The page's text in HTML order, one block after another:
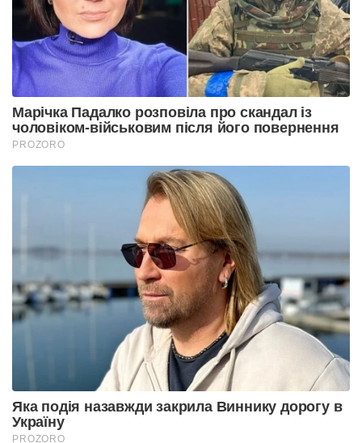
Марічка Падалко розповіла про скандал із
чоловіком-військовим після його повернення
PROZORO
Яка подія назавжди закрила Виннику дорогу в
Україну
PROZORO